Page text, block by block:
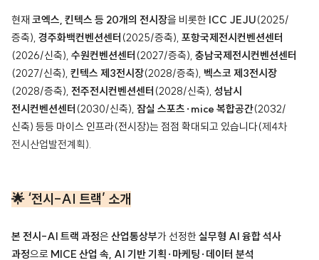
현재 코엑스, 킨텍스 등 20개의 전시장을 비롯한 ICC JEJU(2025/
증축), 경주화백컨벤션센터 (2025/증축), 포항국제전시컨벤션센터
(2026/신축), 수원컨벤션센터 (2027/증축), 충남국제전시컨벤션센터
(2027/신축), 킨텍스 제3전시장(2028/증축), 벡스코 제3전시장
(2028/증축), 전주전시컨벤션센터 (2028/신축), 성남시
전시컨벤션센터 (2030/신축), 잠실 스포츠·mice 복합공간(2032/
신축) 등등 마이스 인프라(전시장)는 점점 확대되고 있습니다(제4차
전시산업발전계획).
🌟 ‘전시-AI 트랙’ 소개
본 전시-AI 트랙 과정은 산업통상부가 선정한 실무형 AI 융합 석사
과정으로 MICE 산업 속, AI 기반 기획·마케팅·데이터 분석